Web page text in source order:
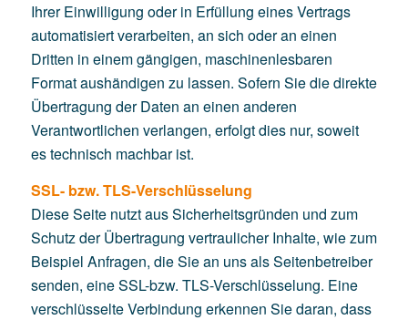
Ihrer Einwilligung oder in Erfüllung eines Vertrags
automatisiert verarbeiten, an sich oder an einen
Dritten in einem gängigen, maschinenlesbaren
Format aushändigen zu lassen. Sofern Sie die direkte
Übertragung der Daten an einen anderen
Verantwortlichen verlangen, erfolgt dies nur, soweit
es technisch machbar ist.
SSL- bzw. TLS-Verschlüsselung
Diese Seite nutzt aus Sicherheitsgründen und zum
Schutz der Übertragung vertraulicher Inhalte, wie zum
Beispiel Anfragen, die Sie an uns als Seitenbetreiber
senden, eine SSL-bzw. TLS-Verschlüsselung. Eine
verschlüsselte Verbindung erkennen Sie daran, dass